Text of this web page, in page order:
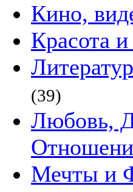
Кино,
Красота
(39)
Любовь,
Мечты и